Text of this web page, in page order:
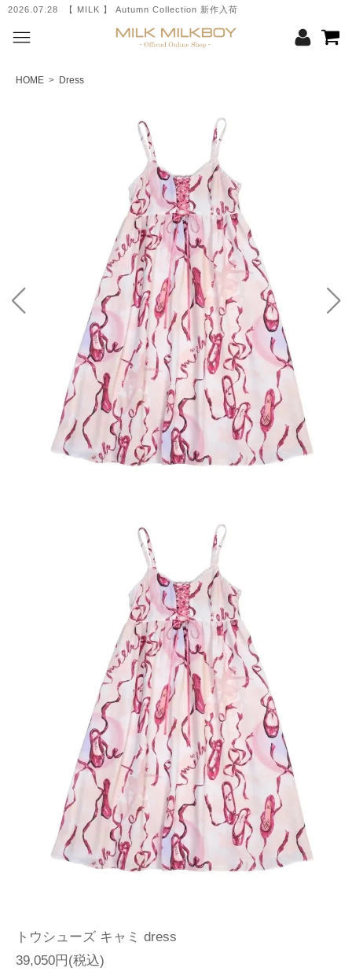
2026.07.28 【 MILK 】 Autumn Collection 新作入荷
HOME > Dress
トウシューズ キャミ dress
39,050円(税込)